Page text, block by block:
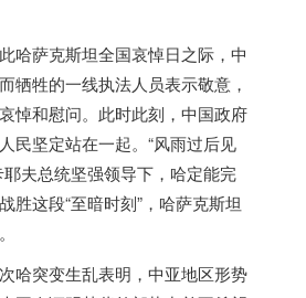
萨克斯坦全国哀悼日之际，中
牺牲的一线执法人员表示敬意，
悼和慰问。此时此刻，中国政府
民坚定站在一起。“风雨过后见
夫总统坚强领导下，哈定能完
胜这段“至暗时刻”，哈萨克斯坦
突变生乱表明，中亚地区形势